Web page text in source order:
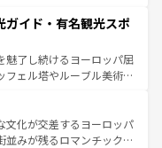
れない旅をしてみよう！
なフラメンコ、熱気あふ
が生活の一部となってい
た雰囲気や、バルセロナの
は古代ローマ遺跡や中世
異なるスペインはその個
れる人を魅了する。 なお、新着のスペイン情報は コ
。
ガイド・有名観光スポ
魅了し続けるヨーロッパ屈
ェル塔やルーブル美術館
華麗な宮殿、歴史的な大
かな自然が、訪れる者を心
は美食の国としても知ら
文化が交差するヨーロッパ
並みが残るロマンチック街